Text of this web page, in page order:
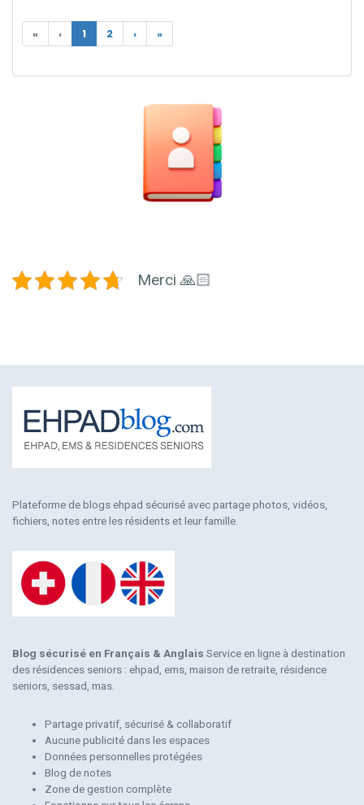
« ‹ 1 2 › »
Merci 🙏🏻
Plateforme de blogs ehpad sécurisé avec partage photos, vidéos,
fichiers, notes entre les résidents et leur famille.
Blog sécurisé en Français & Anglais Service en ligne à destination
des résidences seniors : ehpad, ems, maison de retraite, résidence
seniors, sessad, mas.
Partage privatif, sécurisé & collaboratif
Aucune publicité dans les espaces
Données personnelles protégées
Blog de notes
Zone de gestion complète